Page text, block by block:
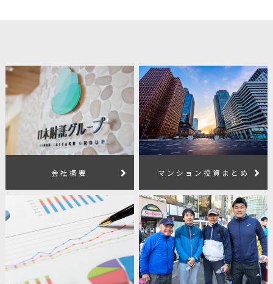
会社概要 マンション投資まとめ